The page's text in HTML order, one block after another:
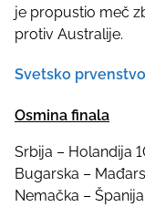
je propustio meč
protiv Australije.
Svetsko
Osmina finala
Srbija – Holandija
Bugarska –
Nemačka – Španija